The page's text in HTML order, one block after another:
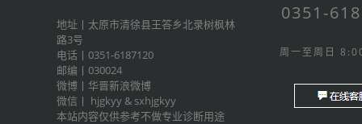
地址丨太原市清徐县王答乡北录树枫林
路3号
电话丨0351-6187120
邮编丨030024
微博丨 华晋新浪微博
微信丨 hjgkyy & sxhjgkyy
本站内容仅供参考不做专业诊断用途
0351-
周一至周日